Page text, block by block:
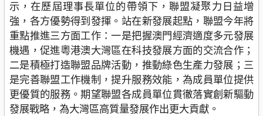
示，在歷屆理事長單位的帶領下，聯盟凝聚力日益增
強，各方優勢得到發揮。站在新發展起點，聯盟今年將
重點推進三方面工作：一是把握澳門經濟適度多元發展
機遇，促進粵港澳大灣區在科技發展方面的交流合作；
二是積極打造聯盟品牌活動，推動綠色生產力發展；三
是完善聯盟工作機制，提升服務效能，為成員單位提供
更優質的服務。期望聯盟各成員單位貫徹落實創新驅動
發展戰略，為大灣區高質量發展作出更大貢獻。